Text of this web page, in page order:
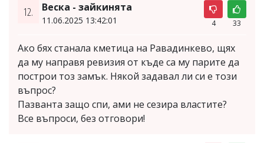
12. Веска - зайкинята
11.06.2025 13:42:01 4 33
Ако бях станала кметица на Равадинкево, щях
да му направя ревизия от къде са му парите да
построи тоз замък. Някой задавал ли си е този
въпрос?
Пазванта защо спи, ами не сезира властите?
Все въпроси, без отговори!